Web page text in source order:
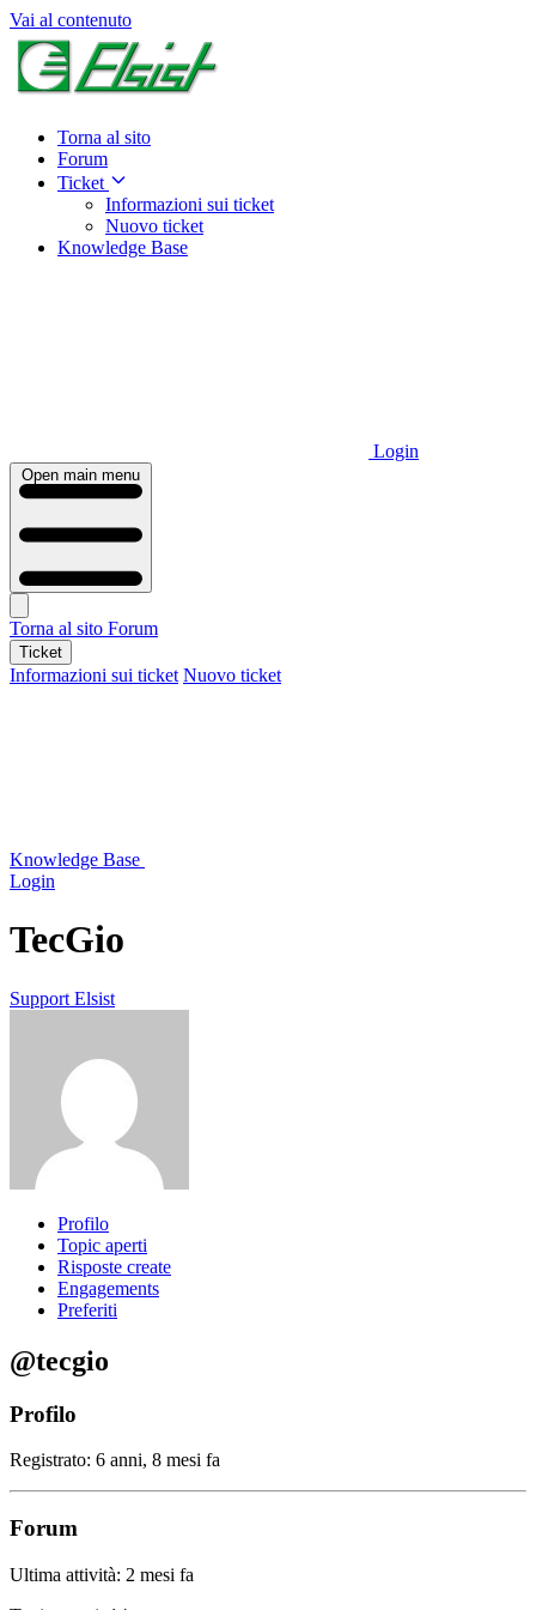
Vai al contenuto
Torna al sito
Forum
Ticket
Informazioni sui ticket
Nuovo ticket
Knowledge Base
Login
Open main menu
Torna al sito Forum
Ticket
Informazioni sui ticket Nuovo ticket
Knowledge Base
Login
TecGio
Support Elsist
Profilo
Topic aperti
Risposte create
Engagements
Preferiti
@tecgio
Profilo
Registrato: 6 anni, 8 mesi fa
Forum
Ultima attività: 2 mesi fa